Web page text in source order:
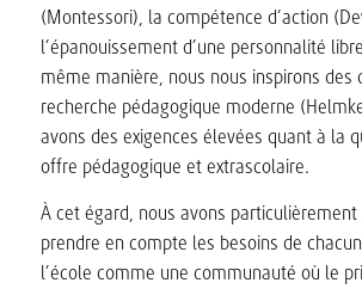
(Montessori), la compétence d’action
l’épanouissement d’une personnalité
même manière, nous nous inspirons des
recherche pédagogique moderne
avons des exigences élevées quant à la
offre pédagogique et extrascolaire.
À cet égard, nous avons
prendre en compte les besoins de
l’école comme une communauté où le